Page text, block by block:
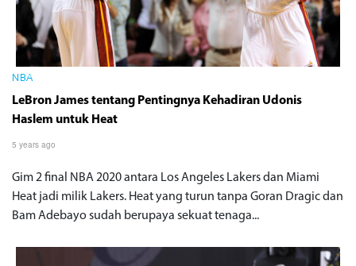
NBA
LeBron James tentang Pentingnya Kehadiran Udonis
Haslem untuk Heat
5 years ago
Gim 2 final NBA 2020 antara Los Angeles Lakers dan Miami
Heat jadi milik Lakers. Heat yang turun tanpa Goran Dragic dan
Bam Adebayo sudah berupaya sekuat tenaga...